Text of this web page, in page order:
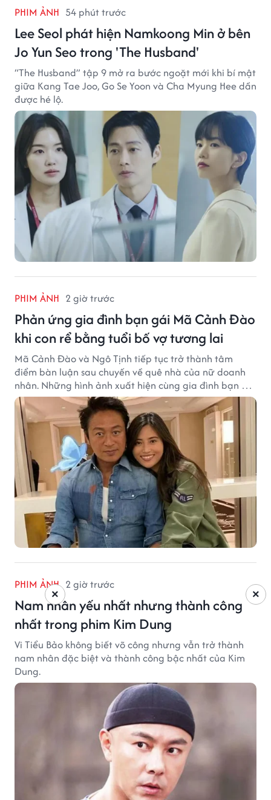
PHIM ẢNH 54 phút trước
Lee Seol phát hiện Namkoong Min ở bên
Jo Yun Seo trong 'The Husband'
“The Husband” tập 9 mở ra bước ngoặt mới khi bí mật
giữa Kang Tae Joo, Go Se Yoon và Cha Myung Hee dần
được hé lộ.
PHIM ẢNH 2 giờ trước
Phản ứng gia đình bạn gái Mã Cảnh Đào
khi con rể bằng tuổi bố vợ tương lai
Mã Cảnh Đào và Ngô Tịnh tiếp tục trở thành tâm
điểm bàn luận sau chuyến về quê nhà của nữ doanh
nhân. Những hình ảnh xuất hiện cùng gia đình bạn gái
Mã Cảnh Đào đang thu hút sự quan tâm trên mạng
xã hội.
PHIM ẢNH 2 giờ trước
Nam nhân yếu nhất nhưng thành công
nhất trong phim Kim Dung
Vi Tiểu Bảo không biết võ công nhưng vẫn trở thành
nam nhân đặc biệt và thành công bậc nhất của Kim
Dung.
×
×